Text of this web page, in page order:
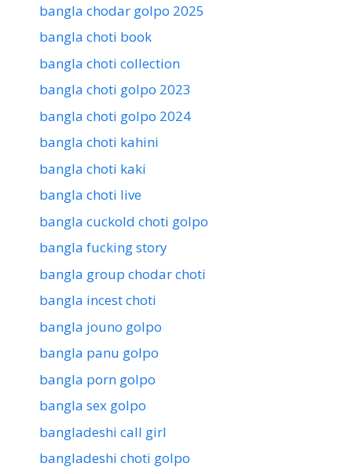
bangla chodar golpo 2025
bangla choti book
bangla choti collection
bangla choti golpo 2023
bangla choti golpo 2024
bangla choti kahini
bangla choti kaki
bangla choti live
bangla cuckold choti golpo
bangla fucking story
bangla group chodar choti
bangla incest choti
bangla jouno golpo
bangla panu golpo
bangla porn golpo
bangla sex golpo
bangladeshi call girl
bangladeshi choti golpo